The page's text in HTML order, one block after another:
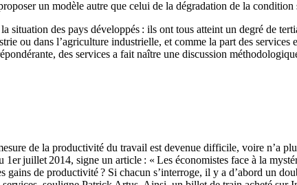
un modèle autre que celui de la dégradation de la condition
situation des pays développés : ils ont tous atteint un degré de
ou dans l’agriculture industrielle, et comme la part des
des services a fait naître une discussion
de la productivité du travail est devenue difficile, voire n’a
1er juillet 2014, signe un article : « Les économistes face à la
gains de productivité ? Si chacun s’interroge, il y a d’abord un